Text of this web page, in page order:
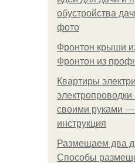
обустройства
фото
Фронтон крыши
Фронтон из
Квартиры
электропроводки
своими руками
инструкция
Размещаем два
Способы